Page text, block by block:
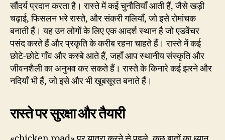
सौंदर्य प्रदान करता है। रास्ते में कई चुनौतियाँ आती हैं, जैसे खड़ी
चढ़ाई, फिसलन भरे रास्ते, और संकरी गलियाँ, जो इसे रोमांचक
बनाती हैं। यह उन लोगों के लिए एक आदर्श स्थान है जो एडवेंचर
पसंद करते हैं और प्रकृति के करीब रहना चाहते हैं। रास्ते में कई
छोटे-छोटे गाँव और कस्बे आते हैं, जहाँ आप स्थानीय संस्कृति और
जीवनशैली का अनुभव कर सकते हैं। रास्ते के किनारे कई झरने और
नदियाँ भी हैं, जो इसे और भी खूबसूरत बनाते हैं।
रास्ते पर सुरक्षा और तैयारी